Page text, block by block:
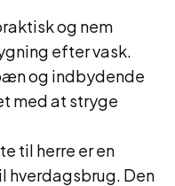
og nem
efter vask.
og indbydende
med at stryge
til herre er en
hverdagsbrug. Den